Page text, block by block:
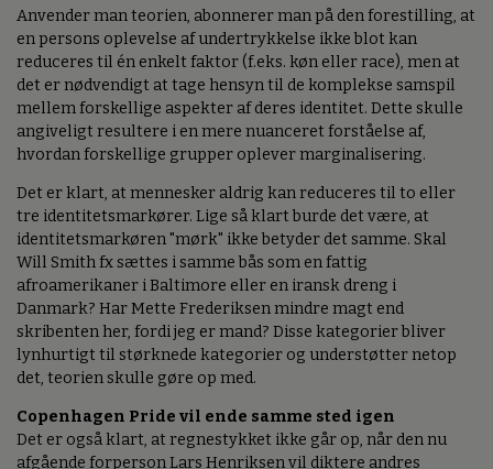
Anvender man teorien, abonnerer man på den forestilling, at
en persons oplevelse af undertrykkelse ikke blot kan
reduceres til én enkelt faktor (f.eks. køn eller race), men at
det er nødvendigt at tage hensyn til de komplekse samspil
mellem forskellige aspekter af deres identitet. Dette skulle
angiveligt resultere i en mere nuanceret forståelse af,
hvordan forskellige grupper oplever marginalisering.
Det er klart, at mennesker aldrig kan reduceres til to eller
tre identitetsmarkører. Lige så klart burde det være, at
identitetsmarkøren "mørk" ikke betyder det samme. Skal
Will Smith fx sættes i samme bås som en fattig
afroamerikaner i Baltimore eller en iransk dreng i
Danmark? Har Mette Frederiksen mindre magt end
skribenten her, fordi jeg er mand? Disse kategorier bliver
lynhurtigt til størknede kategorier og understøtter netop
det, teorien skulle gøre op med.
Copenhagen Pride vil ende samme sted igen
Det er også klart, at regnestykket ikke går op, når den nu
afgående forperson Lars Henriksen vil diktere andres